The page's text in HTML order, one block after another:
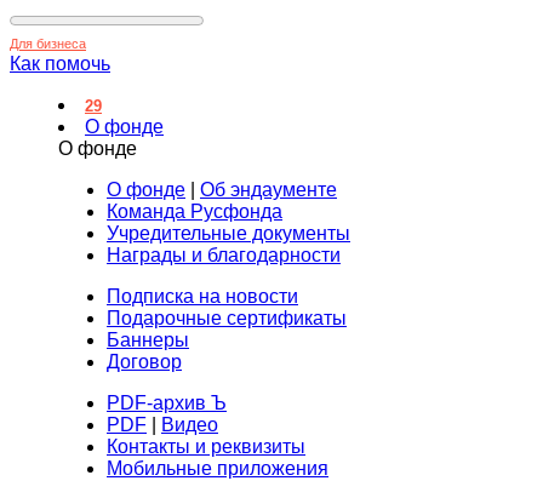
Для бизнеса
Как помочь
29
О фонде
О фонде
О фонде
Об эндаументе
Команда Русфонда
Учредительные документы
Награды и благодарности
Подписка на новости
Подарочные сертификаты
Баннеры
Договор
PDF-архив Ъ
PDF
Видео
Контакты и реквизиты
Мобильные приложения